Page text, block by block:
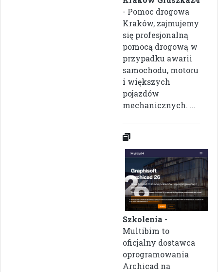
- Pomoc drogowa
Kraków, zajmujemy
się profesjonalną
pomocą drogową w
przypadku awarii
samochodu, motoru
i większych
pojazdów
mechanicznych. ...
Szkolenia -
Multibim to
oficjalny dostawca
oprogramowania
Archicad na